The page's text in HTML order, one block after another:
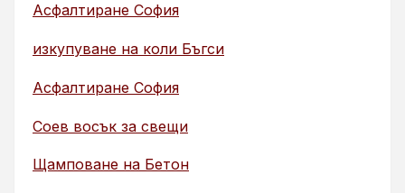
Асфалтиране София
изкупуване на коли Бъгси
Асфалтиране София
Соев восък за свещи
Щамповане на Бетон